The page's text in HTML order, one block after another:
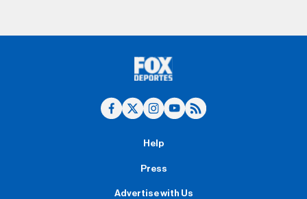
Help
Press
Advertise with Us